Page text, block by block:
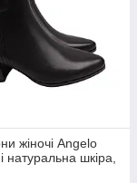
жіночі Angelo
натуральна шкіра,